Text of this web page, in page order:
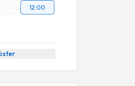
12:00